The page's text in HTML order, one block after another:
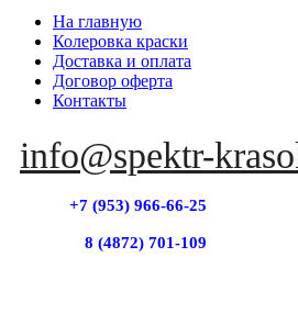
На главную
Колеровка краски
Доставка и оплата
Договор оферта
Контакты
info@spektr-
+7 (953) 966-66-25
8 (4872) 701-109